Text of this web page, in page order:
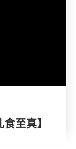
至真】